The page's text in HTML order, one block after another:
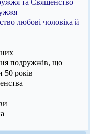
любові чоловіка й
подружжів, що
років